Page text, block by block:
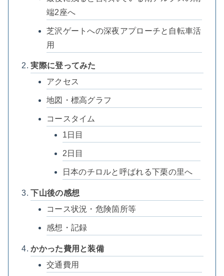
端2座へ
芝沢ゲートへの深夜アプローチと自転車活
用
実際に登ってみた
アクセス
地図・標高グラフ
コースタイム
1日目
2日目
日本のチロルと呼ばれる下栗の里へ
下山後の感想
コース状況・危険箇所等
感想・記録
かかった費用と装備
交通費用